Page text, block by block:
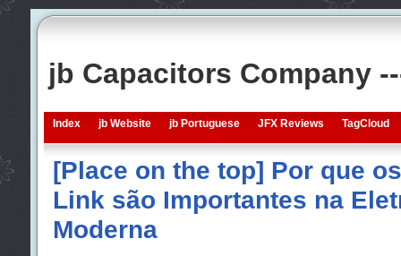
jb Capacitors Company
Index jb Website jb Portuguese JFX Reviews TagCloud
[Place on the top] Por que
Link são Importantes na
Moderna